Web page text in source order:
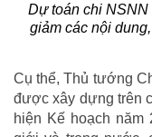
Dự toán chi NSNN
giảm các nội
Cụ thể, Thủ tướng
được xây dựng trên
hiện Kế hoạch năm